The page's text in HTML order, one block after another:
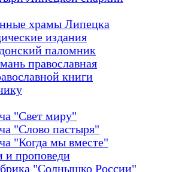
храмы Липецка
издания
паломник
православная
книги
"Свет миру"
"Слово пастыря"
"Когда мы вместе"
и проповеди
"Солнышко России"